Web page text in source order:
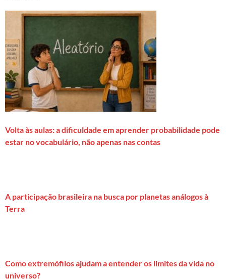
Volta às aulas: a dificuldade em aprender probabilidade pode
estar no vocabulário, não apenas nas contas
A participação brasileira na busca por planetas análogos à
Terra
Como extremófilos ajudam a entender os limites da vida no
universo?